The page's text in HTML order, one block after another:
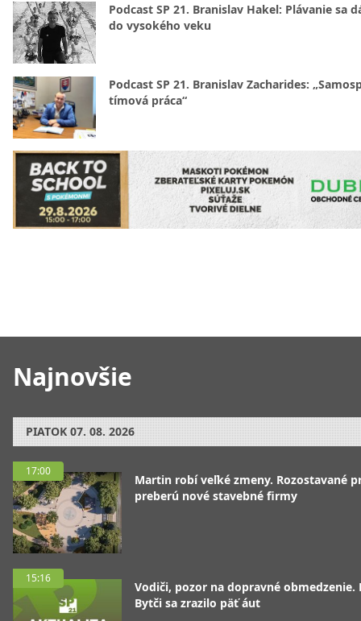
Najnovšie
PIATOK 07. 08. 2026
17:00
Martin robí veľké zmeny. Rozostavané
preberú nové stavebné firmy
15:16
Vodiči, pozor na dopravné obmedzenie.
Bytči sa zrazilo päť áut
Podcast SP 21. Branislav Hakel: Plávanie sa
do vysokého veku
Podcast SP 21. Branislav Zacharides:
tímová práca“